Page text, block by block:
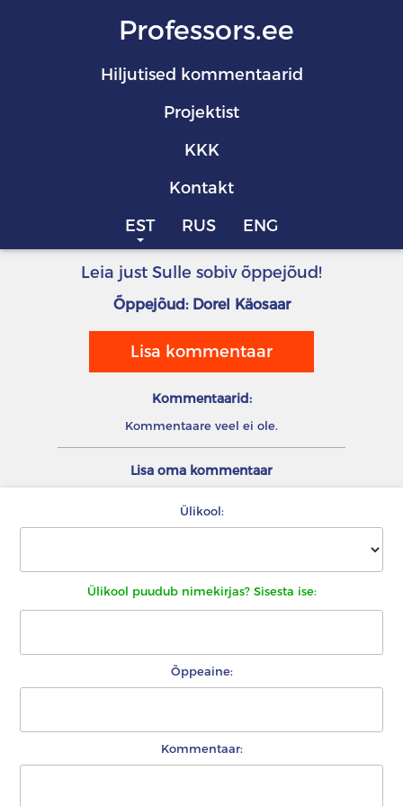
Professors.ee
Hiljutised kommentaarid
Projektist
KKK
Kontakt
EST
RUS ENG
Leia just Sulle sobiv õppejõud!
Õppejõud: Dorel Käosaar
Lisa kommentaar
Kommentaarid:
Kommentaare veel ei ole.
Lisa oma kommentaar
Ülikool:
Ülikool puudub nimekirjas? Sisesta ise:
Õppeaine:
Kommentaar: